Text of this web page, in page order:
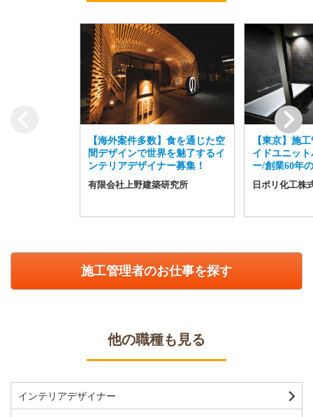
【海外案件多数】食を通じた空
間デザインで世界を魅了するイ
ンテリアデザイナー募集！
有限会社上野建築研究所
【東京】施
イドユニッ
ー/創業60年
日ポリ化工株
施工管理者のお仕事を探す
他の職種も見る
インテリアデザイナー